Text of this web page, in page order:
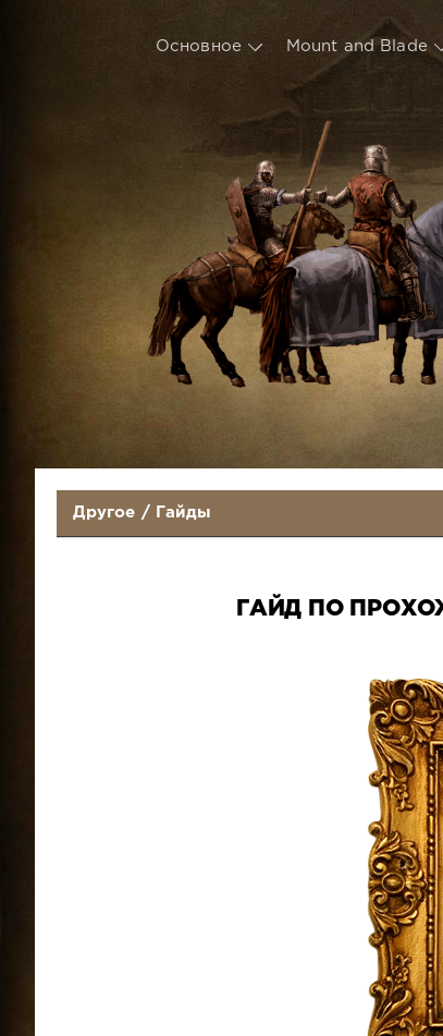
Основное Mount and Blade
Другое / Гайды
ГАЙД ПО